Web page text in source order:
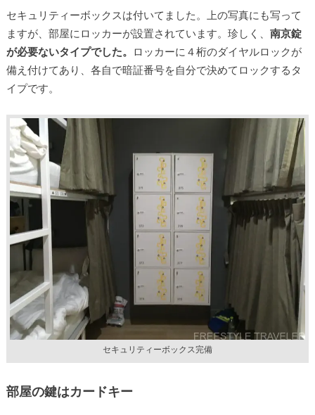
セキュリティーボックスは付いてました。上の写真にも写って
ますが、部屋にロッカーが設置されています。珍しく、 南京錠
が必要ないタイプでした。
ロッカーに４桁のダイヤルロックが
備え付けてあり、各自で暗証番号を自分で決めてロックするタ
イプです。
セキュリティーボックス完備
部屋の鍵はカードキー